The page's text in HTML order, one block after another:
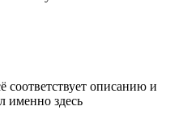
соответствует описанию и
именно здесь